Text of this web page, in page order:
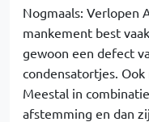
Nogmaals: Verlopen
mankement best
gewoon een defect
condensatortjes.
Meestal in
afstemming en dan